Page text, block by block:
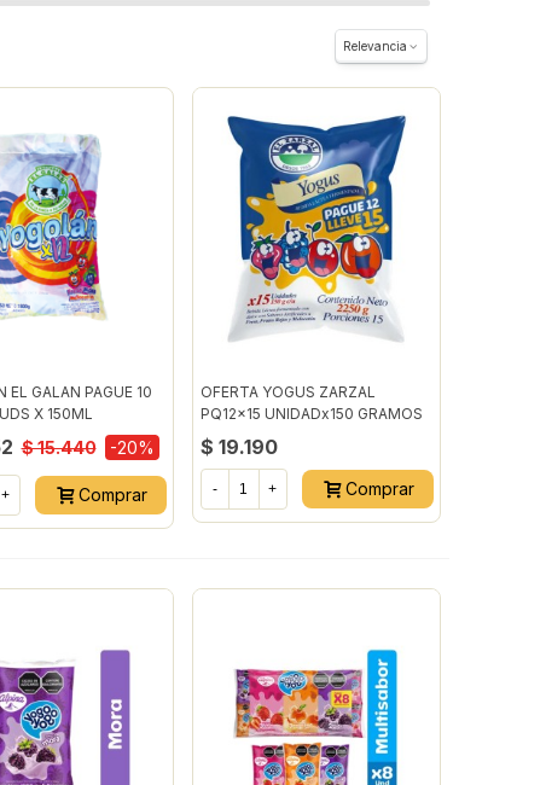
Relevancia
EL GALAN PAGUE 10
X 150ML
$ 15.440 -20%
+ Comprar
OFERTA YOGUS ZARZAL
PQ12x15 UNIDADx150 GRAMOS
$ 19.190
- + Comprar